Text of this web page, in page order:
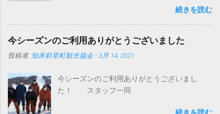
はウシ科バイソン属の大形の野牛で、肩が盛
り上がり頭は巨大。ヨーロッパバイソンと、
これよりやや大形でバッファローともよばれ
たがって直訳すると野牛Ｘです。（メーカー
（メーカーの人愛想笑い） 世界の圧雪車市場
は、このプリノート社（代表格バイソンかエ
ベレスト）とドイツケースボーラー社（代表
る可能性もございます。 スキー場の営業状況
は今後、 公式ツイッター にて発信します。今
シーズンもよろしくお願いします。
https://twitter.com/unabetsu_ski
続きを読む
今シーズンのご利用ありがとうございました
投稿者: 知床斜里町観光協会 -3月 14, 2021
今シーズンのご利用ありがとうございまし
た！ スタッフ一同